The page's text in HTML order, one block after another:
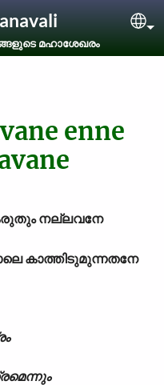
മഹാശേഖരം
enne
നല്ലവനേ
കാത്തിടുമുന്നതനേ